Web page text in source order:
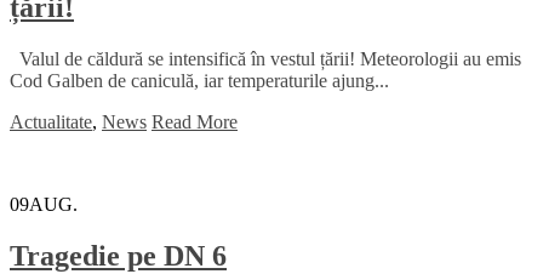
țării!
Valul de căldură se intensifică în vestul țării! Meteorologii au emis
Cod Galben de caniculă, iar temperaturile ajung...
Actualitate, News Read More
09AUG.
Tragedie pe DN 6